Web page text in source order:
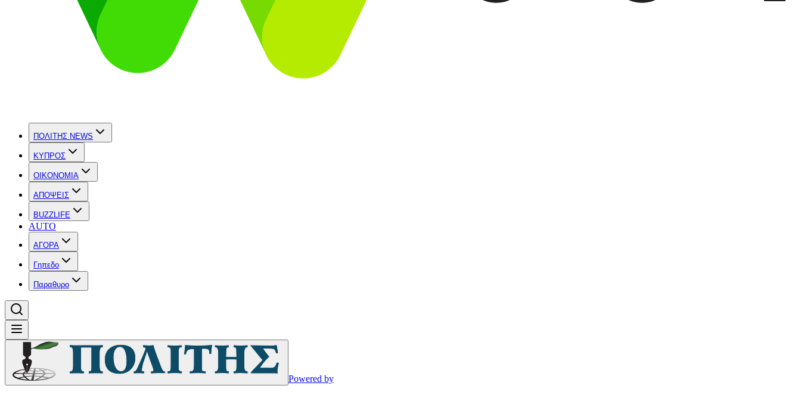
ΠΟΛΙΤΗΣ NEWS
ΚΥΠΡΟΣ
OIKONOMIA
ΑΠΟΨΕΙΣ
BUZZLIFE
AUTO
ΑΓΟΡΑ
Γηπεδο
Παραθυρο
Powered by